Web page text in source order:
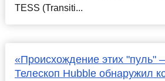
TESS (Transiti...
«Происхождение этих "пуль"
Телескоп Hubble обнаружил